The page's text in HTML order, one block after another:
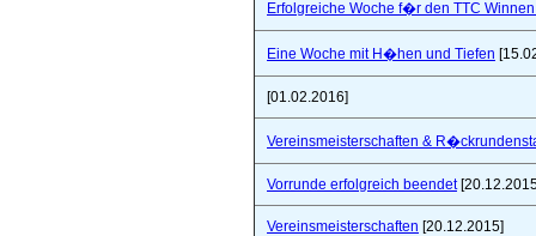
Erfolgreiche Woche f�r den TTC
Eine Woche mit H�hen und Tiefen
[01.02.2016]
Vereinsmeisterschaften &
Vorrunde erfolgreich beendet
Vereinsmeisterschaften [20.12.2015]